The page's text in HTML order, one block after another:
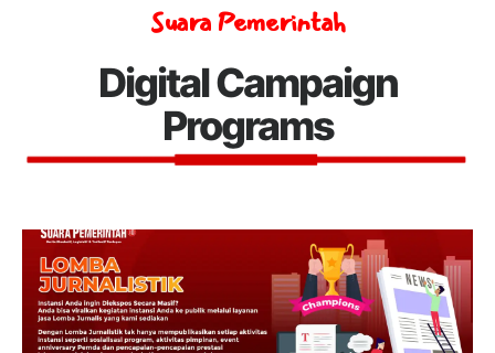
Suara Pemerintah
Digital Campaign
Programs